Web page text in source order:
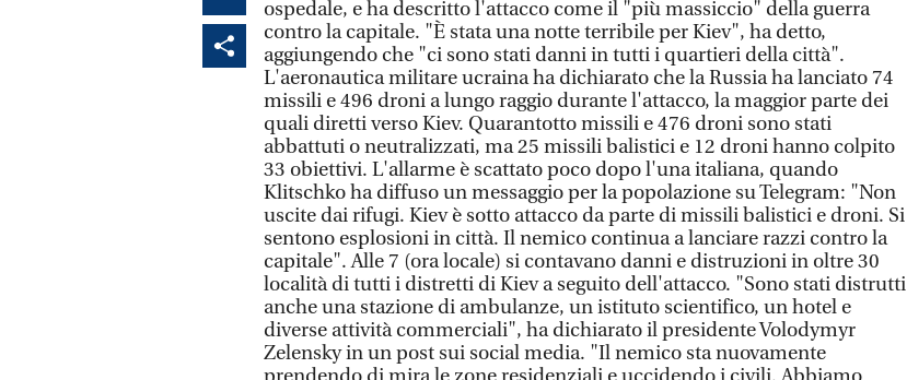
ospedale, e ha descritto l'attacco come il "più massiccio" della guerra
contro la capitale. "È stata una notte terribile per Kiev", ha detto,
aggiungendo che "ci sono stati danni in tutti i quartieri della città".
L'aeronautica militare ucraina ha dichiarato che la Russia ha lanciato 74
missili e 496 droni a lungo raggio durante l'attacco, la maggior parte dei
quali diretti verso Kiev. Quarantotto missili e 476 droni sono stati
abbattuti o neutralizzati, ma 25 missili balistici e 12 droni hanno colpito
33 obiettivi. L'allarme è scattato poco dopo l'una italiana, quando
Klitschko ha diffuso un messaggio per la popolazione su Telegram: "Non
uscite dai rifugi. Kiev è sotto attacco da parte di missili balistici e droni. Si
sentono esplosioni in città. Il nemico continua a lanciare razzi contro la
capitale". Alle 7 (ora locale) si contavano danni e distruzioni in oltre 30
località di tutti i distretti di Kiev a seguito dell'attacco. "Sono stati distrutti
anche una stazione di ambulanze, un istituto scientifico, un hotel e
diverse attività commerciali", ha dichiarato il presidente Volodymyr
Zelensky in un post sui social media. "Il nemico sta nuovamente